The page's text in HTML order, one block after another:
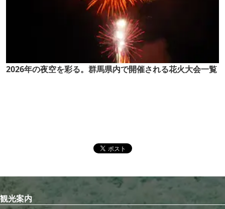
2026年の夜空を彩る。群馬県内で開催される花火大会一覧
観光案内